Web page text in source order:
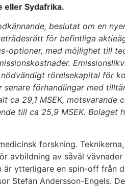
eller Sydafrika.
beslutat om en
för befintliga
optioner, med möjlighet till
rörelsekapital för
förhandlingar med
ca 29,1 MSEK,
till ca 25,9 MSEK. Bolaget
forskning.
avbildning av såväl
ytterligare en spin-off från
Stefan Andersson-Engels.